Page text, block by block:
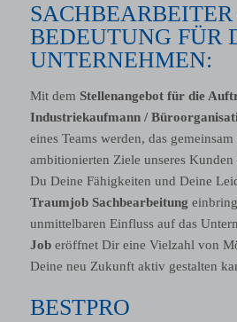
SACHBEARBEITER
BEDEUTUNG FÜR
UNTERNEHMEN:
Mit dem Stellenangebot für die
Industriekaufmann /
eines Teams werden, das
ambitionierten Ziele unseres
Du Deine Fähigkeiten und Deine
Traumjob Sachbearbeitung
unmittelbaren Einfluss auf das
Job eröffnet Dir eine Vielzahl von
Deine neu Zukunft aktiv gestalten
BESTPRO